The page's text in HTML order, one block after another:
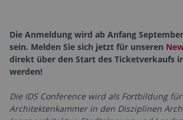
Die Anmeldung wird ab Anfang
sein. Melden Sie sich jetzt für unseren
direkt über den Start des Ticketverkaufs
werden!
Die IDS Conference wird als Fortbildung
Architektenkammer in den Disziplinen